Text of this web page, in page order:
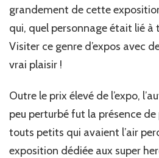
grandement de cette
qui, quel personnage était lié à
Visiter ce genre d’expos avec
vrai plaisir !
Outre le prix élevé de l’expo,
peu perturbé fut la présence de
touts petits qui avaient l’air
exposition dédiée aux super